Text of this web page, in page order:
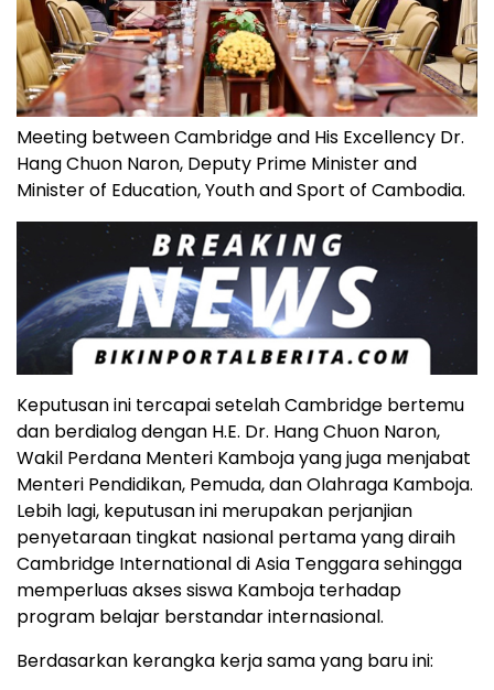
Meeting between Cambridge and His Excellency Dr.
Hang Chuon Naron, Deputy Prime Minister and
Minister of Education, Youth and Sport of Cambodia.
Keputusan ini tercapai setelahCambridge bertemu
dan berdialog dengan H.E. Dr. Hang Chuon Naron,
Wakil Perdana Menteri Kamboja yang juga menjabat
Menteri Pendidikan, Pemuda, dan Olahraga Kamboja.
Lebih lagi, keputusan ini merupakan perjanjian
penyetaraan tingkat nasional pertama yang diraih
Cambridge International diAsia Tenggarasehingga
memperluas akses siswa Kamboja terhadap
program belajar berstandar internasional.
Berdasarkan kerangka kerja sama yang baru ini: